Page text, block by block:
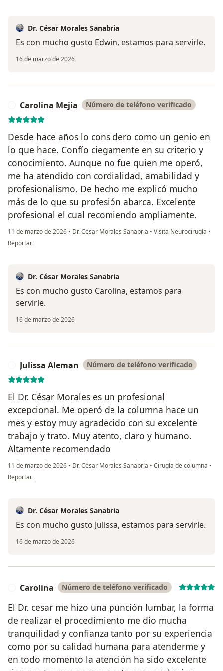
Dr. César Morales Sanabria
Es con mucho gusto Edwin, estamos para servirle.
16 de marzo de 2026
Carolina Mejia Número de teléfono verificado
Desde hace años lo considero como un genio en
lo que hace. Confío ciegamente en su criterio y
conocimiento. Aunque no fue quien me operó,
me ha atendido con cordialidad, amabilidad y
profesionalismo. De hecho me explicó mucho
más de lo que su profesión abarca. Excelente
profesional el cual recomiendo ampliamente.
11 de marzo de 2026 • Dr. César Morales Sanabria • Visita Neurocirugía •
en opinión del usuario Carolina Mejia
Reportar
Dr. César Morales Sanabria
Es con mucho gusto Carolina, estamos para
servirle.
16 de marzo de 2026
Julissa Aleman Número de teléfono verificado
El Dr. César Morales es un profesional
excepcional. Me operó de la columna hace un
mes y estoy muy agradecido con su excelente
trabajo y trato. Muy atento, claro y humano.
Altamente recomendado
11 de marzo de 2026 • Dr. César Morales Sanabria • Cirugía de columna •
en opinión del usuario Julissa Aleman
Reportar
Dr. César Morales Sanabria
Es con mucho gusto Julissa, estamos para servirle.
16 de marzo de 2026
Carolina Número de teléfono verificado
El Dr. cesar me hizo una punción lumbar, la forma
de realizar el procedimiento me dio mucha
tranquilidad y confianza tanto por su experiencia
como por su calidad humana para atenderme y
en todo momento la atención ha sido excelente